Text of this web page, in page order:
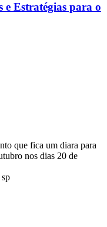
e Estratégias para o
que fica um diara para
nos dias 20 de